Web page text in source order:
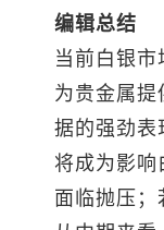
编辑总结
当前白银
为贵金属
据的强劲表
将成为影响
面临抛压